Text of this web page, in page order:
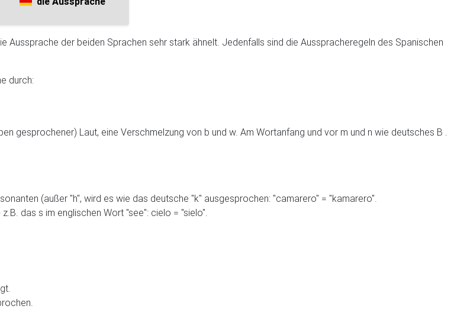
Aussprache der beiden Sprachen sehr stark ähnelt. Jedenfalls sind die Ausspracheregeln des Spanischen
durch:
gesprochener) Laut, eine Verschmelzung von b und w. Am Wortanfang und vor m und n wie deutsches B .
(außer "h", wird es wie das deutsche "k" ausgesprochen: "camarero" = "kamarero".
das s im englischen Wort "see": cielo = "sielo".